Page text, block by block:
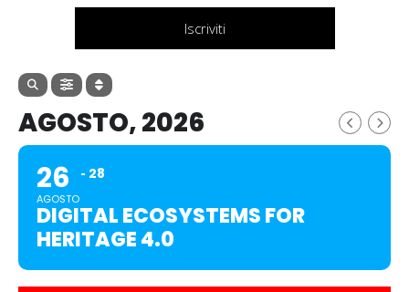
Iscriviti
AGOSTO, 2026
26
AGOSTO
28
DIGITAL ECOSYSTEMS FOR
HERITAGE 4.0